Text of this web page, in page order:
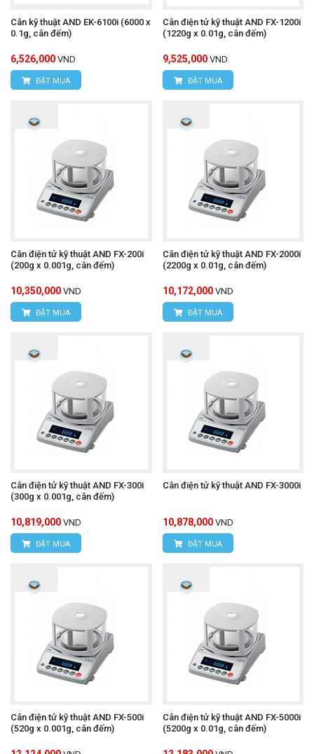
Cân kỹ thuật AND EK-6100i (6000 x
0.1g, cân đếm)
6,526,000 VND
ĐẶT MUA
Cân điện tử kỹ thuật AND FX-1200i
(1220g x 0.01g, cân đếm)
9,525,000 VND
ĐẶT MUA
Cân điện tử kỹ thuật AND FX-200i
(200g x 0.001g, cân đếm)
10,350,000 VND
ĐẶT MUA
Cân điện tử kỹ thuật AND FX-2000i
(2200g x 0.01g, cân đếm)
10,172,000 VND
ĐẶT MUA
Cân điện tử kỹ thuật AND FX-300i
(300g x 0.001g, cân đếm)
10,819,000 VND
ĐẶT MUA
Cân điện tử kỹ thuật AND FX-3000i
10,878,000 VND
ĐẶT MUA
Cân điện tử kỹ thuật AND FX-500i
(520g x 0.001g, cân đếm)
Cân điện tử kỹ thuật AND FX-5000i
(5200g x 0.01g, cân đếm)